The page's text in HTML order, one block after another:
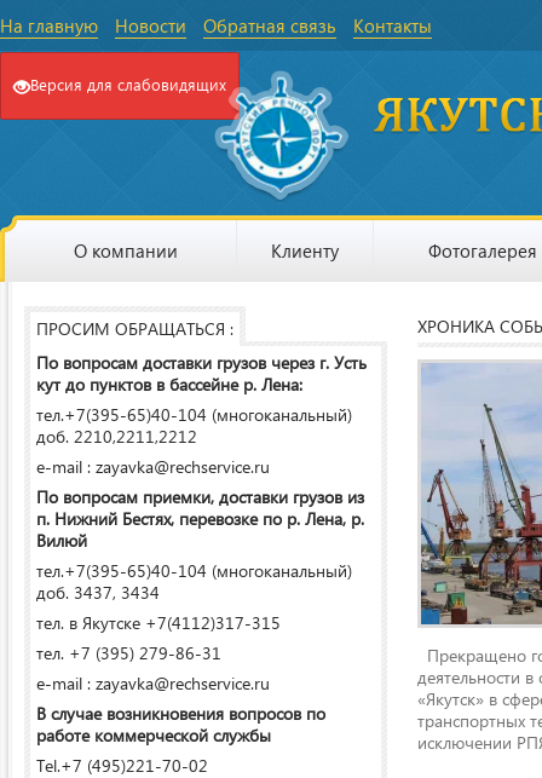
На главную Новости Обратная связь Контакты
Версия для слабовидящих
О компании Клиенту Фотогалерея
ПРОСИМ ОБРАЩАТЬСЯ :
По вопросам доставки грузов через г. Усть
кут до пунктов в бассейне р. Лена:
тел.+7(395-65)40-104 (многоканальный)
доб. 2210,2211,2212
e-mail : zayavka@rechservice.ru
По вопросам приемки, доставки грузов из
п. Нижний Бестях, перевозке по р. Лена, р.
Вилюй
тел.+7(395-65)40-104 (многоканальный)
доб. 3437, 3434
тел. в Якутске +7(4112)317-315
тел. +7 (395) 279-86-31
e-mail : zayavka@rechservice.ru
В случае возникновения вопросов по
работе коммерческой службы
Tel.+7 (495)221-70-02
ХРОНИКА
Прекращено
деятельности
«Якутск» в
транспортных
исключении